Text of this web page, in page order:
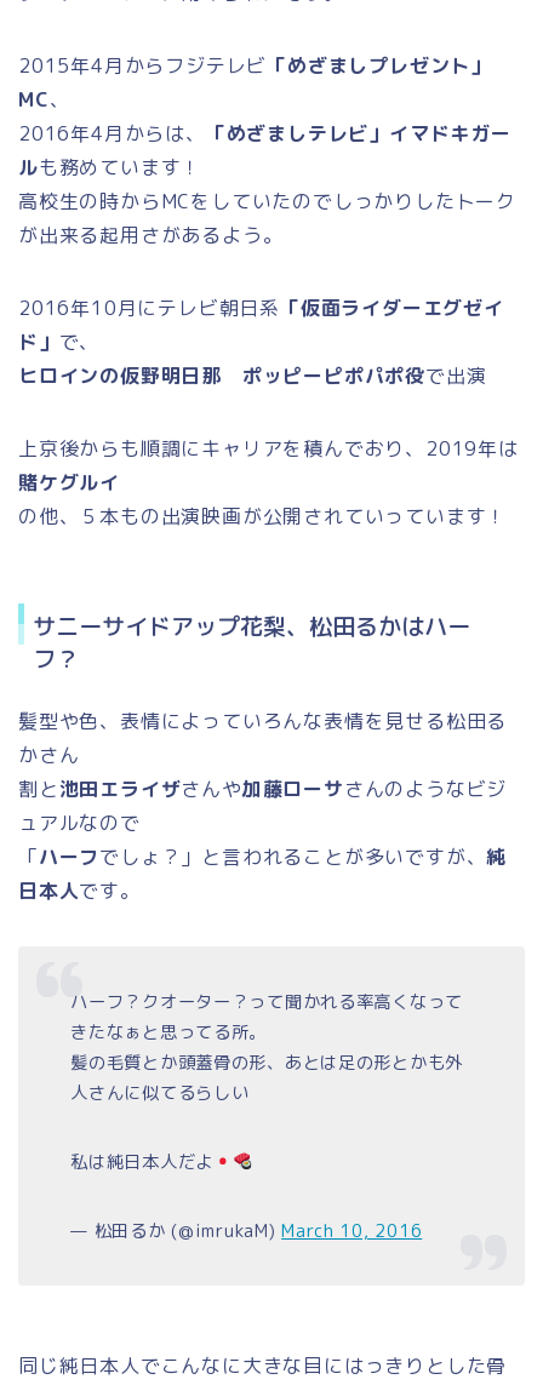
2015年4月からフジテレビ 「めざましプレゼント」
MC、
2016年4月からは、
「めざましテレビ」イマドキガー
ルも務めています！
高校生の時からMCをしていたのでしっかりしたトーク
が出来る起用さがあるよう。
2016年10月にテレビ朝日系 「仮面ライダーエグゼイ
ド」 で、
ヒロインの仮野明日那 ポッピーピポパポ役で出演
上京後からも順調にキャリアを積んでおり、2019年は
賭ケグルイ
の他、５本もの出演映画が公開されていっています！
サニーサイドアップ花梨、松田るかはハー
フ？
髪型や色、表情によっていろんな表情を見せる松田る
かさん
割と池田エライザさんや加藤ローサさんのようなビジ
ュアルなので
「ハーフでしょ？」と言われることが多いですが、純
日本人です。
ハーフ？クオーター？って聞かれる率高くなって
きたなぁと思ってる所。
髪の毛質とか頭蓋骨の形、あとは足の形とかも外
人さんに似てるらしい
私は純日本人だよ
— 松田るか (@imrukaM)March 10, 2016
同じ純日本人でこんなに大きな目にはっきりとした骨